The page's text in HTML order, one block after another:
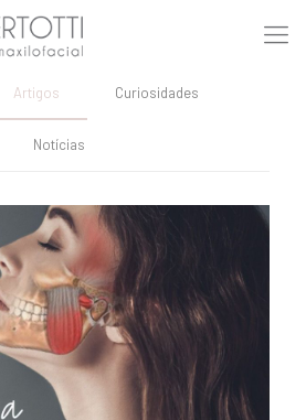
Artigos Curiosidades
Notícias